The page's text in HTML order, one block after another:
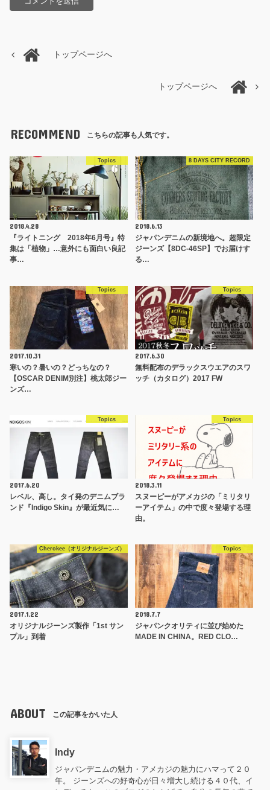
トップページへ
トップページへ
RECOMMEND こちらの記事も人気です。
Topics
2018.4.28
『ライトニング 2018年6月号』特
集は「植物」…意外にも面白い良記
事…
8 DAYS CITY RECORD
2018.6.13
ジャパンデニムの新境地へ。超限定
ジーンズ【8DC-46SP】でお届けす
る…
Topics
2017.10.31
寒いの？暑いの？どっちなの？
【OSCAR DENIM別注】桃太郎ジー
ンズ…
Topics
2017.6.30
無料配布のデラックスウエアのスワ
ッチ（カタログ）2017 FW
Topics
2017.6.20
レベル、高し。タイ発のデニムブラ
ンド『Indigo Skin』が最近気に…
Topics
2018.3.11
スヌーピーがアメカジの「ミリタリ
ーアイテム」の中で度々登場する理
由。
Cherokee（オリジナルジーンズ）
2017.1.22
オリジナルジーンズ製作「1st サン
プル」到着
Topics
2018.7.7
ジャパンクオリティに並び始めた
MADE IN CHINA。RED CLO…
ABOUT この記事をかいた人
Indy
ジャパンデニムの魅力・アメカジの魅力にハマって２０
年。 ジーンズへの好奇心が日々増大し続ける４０代、イ